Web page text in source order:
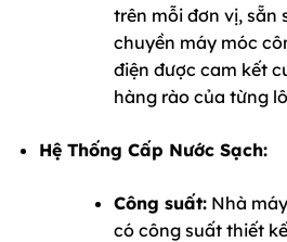
trên mỗi đơn vị, sẵn
chuyền máy móc
điện được cam kết
hàng rào của từng
Hệ Thống Cấp Nước Sạch:
Công suất:Nhà
có công suất thiết